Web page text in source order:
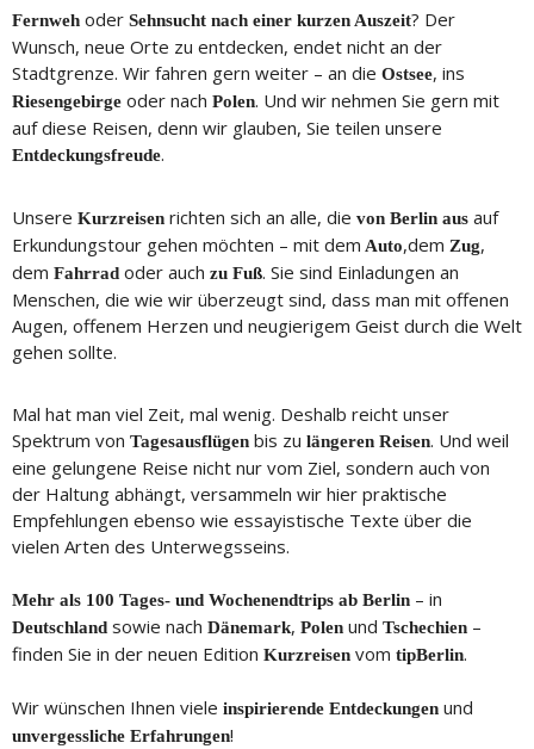
Fernweh oder Sehnsucht nach einer kurzen Auszeit? Der
Wunsch, neue Orte zu entdecken, endet nicht an der
Stadtgrenze. Wir fahren gern weiter – an die Ostsee, ins
Riesengebirge oder nach Polen. Und wir nehmen Sie gern mit
auf diese Reisen, denn wir glauben, Sie teilen unsere
Entdeckungsfreude.
Unsere Kurzreisen richten sich an alle, die von Berlin aus auf
Erkundungstour gehen möchten – mit dem Auto,dem Zug,
dem Fahrrad oder auch zu Fuß. Sie sind Einladungen an
Menschen, die wie wir überzeugt sind, dass man mit offenen
Augen, offenem Herzen und neugierigem Geist durch die Welt
gehen sollte.
Mal hat man viel Zeit, mal wenig. Deshalb reicht unser
Spektrum von Tagesausflügen bis zu längeren Reisen. Und weil
eine gelungene Reise nicht nur vom Ziel, sondern auch von
der Haltung abhängt, versammeln wir hier praktische
Empfehlungen ebenso wie essayistische Texte über die
vielen Arten des Unterwegsseins.
Mehr als 100 Tages- und Wochenendtrips ab Berlin – in
Deutschland sowie nach Dänemark, Polen und Tschechien –
finden Sie in der neuen Edition Kurzreisen vom tipBerlin.
Wir wünschen Ihnen viele inspirierende Entdeckungen und
unvergessliche Erfahrungen!